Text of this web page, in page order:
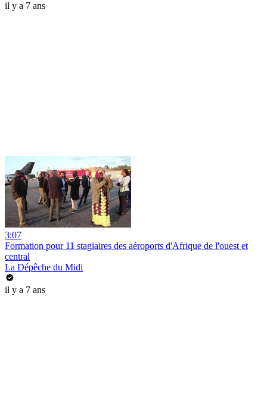
il y a 7 ans
3:07
Formation pour 11 stagiaires des aéroports d'Afrique de l'ouest et
central
La Dépêche du Midi
il y a 7 ans